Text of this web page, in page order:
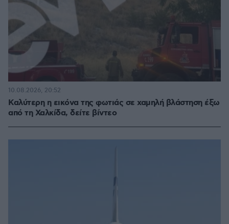
Καλύτερη η εικόνα της φωτιάς σε χαμηλή βλάστηση έξω
από τη Χαλκίδα, δείτε βίντεο
10.08.2026, 20:52